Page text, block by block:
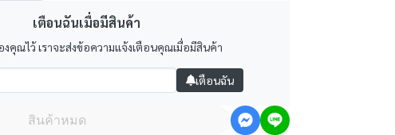
เตือนฉันเมื่อมีสินค้า
งคุณไว้ เราจะส่งข้อความแจ้งเตือนคุณเมื่อมีสินค้า
เตือนฉัน
สินค้าหมด